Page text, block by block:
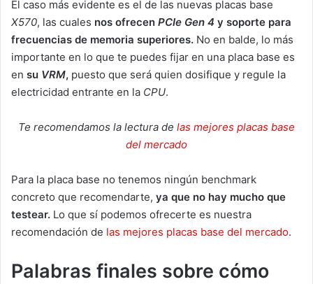
El caso más evidente es el de las nuevas placas base
X570, las cuales nos ofrecen PCIe Gen 4 y soporte para
frecuencias de memoria superiores. No en balde, lo más
importante en lo que te puedes fijar en una placa base es
en su VRM, puesto que será quien dosifique y regule la
electricidad entrante en la CPU.
Te recomendamos la lectura de las mejores placas base
del mercado
Para la placa base no tenemos ningún benchmark
concreto que recomendarte, ya que no hay mucho que
testear. Lo que sí podemos ofrecerte es nuestra
recomendación de las mejores placas base del mercado.
Palabras finales sobre cómo